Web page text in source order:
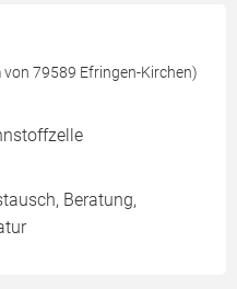
79589 Efringen-Kirchen)
Beratung,